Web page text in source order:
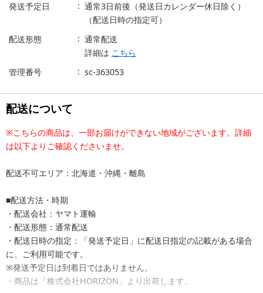
発送予定日
通常3日前後（発送日カレンダー休日除く）
（配送日時の指定可）
配送形態
通常配送
詳細は こちら
管理番号
sc-363053
配送について
※こちらの商品は、一部お届けができない地域がございます。詳細
は以下よりご確認くださいませ。
配送不可エリア：北海道・沖縄・離島
■配送方法・時期
・配送会社：ヤマト運輸
・配送形態：通常配送
・配送日時の指定：「発送予定日」に配送日指定の記載がある場合
に、ご利用可能です。
※発送予定日は到着日ではありません。
・商品は「株式会社HORIZON」より出荷します。